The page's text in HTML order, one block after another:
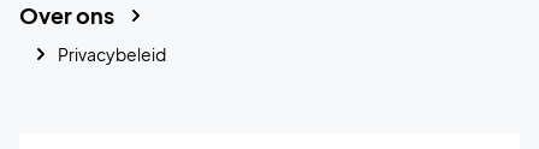
Over ons
Privacybeleid